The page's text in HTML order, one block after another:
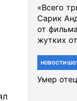
«Всего
Сарик
от
жутких
НОВОСТИ
Умер